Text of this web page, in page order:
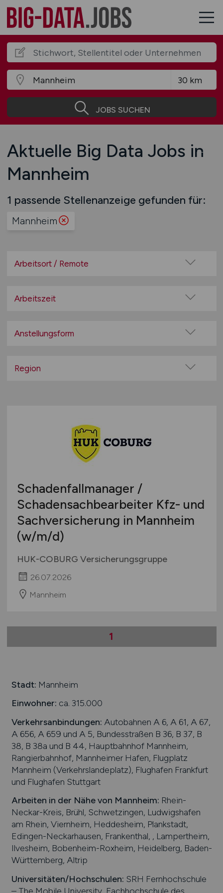
JOBS SUCHEN
Aktuelle Big Data Jobs in
Mannheim
1 passende Stellenanzeige gefunden für:
Mannheim
Arbeitsort / Remote
Home-Office möglich / Hybrid
Remote aus dem Ausland möglich
Arbeitszeit
Teilzeit
Anstellungsform
befristete Anstellung
Arbeitnehmerüberlassung
geringfügige Beschäftigung / Minijob
Berufseinstieg / Trainee
Studentenjobs / Werkstudenten
Ausbildung / Studium
Praktikum
Region
Mecklenburg-Vorpommern
Niedersachsen
Nordrhein-Westfalen
Rheinland-Pfalz
Sachsen
Sachsen-Anhalt
Schleswig-Holstein
Schweiz
Schadenfallmanager /
Schadensachbearbeiter Kfz- und
Sachversicherung in Mannheim
(w/m/d)
HUK-COBURG Versicherungsgruppe
26.07.2026
Mannheim
1
Stadt: Mannheim
Einwohner: ca. 315.000
Verkehrsanbindungen: Autobahnen A 6, A 61, A 67,
A 656, A 659 und A 5, Bundesstraßen B 36, B 37, B
38, B 38a und B 44, Hauptbahnhof Mannheim,
Rangierbahnhof, Mannheimer Hafen, Flugplatz
Mannheim (Verkehrslandeplatz), Flughafen Frankfurt
und Flughafen Stuttgart
Arbeiten in der Nähe von Mannheim: Rhein-
Neckar-Kreis, Brühl, Schwetzingen, Ludwigshafen
am Rhein, Viernheim, Heddesheim, Plankstadt,
Edingen-Neckarhausen, Frankenthal, , Lampertheim,
Ilvesheim, Bobenheim-Roxheim, Heidelberg, Baden-
Württemberg, Altrip
Universitäten/Hochschulen: SRH Fernhochschule
– The Mobile University, Fachhochschule des